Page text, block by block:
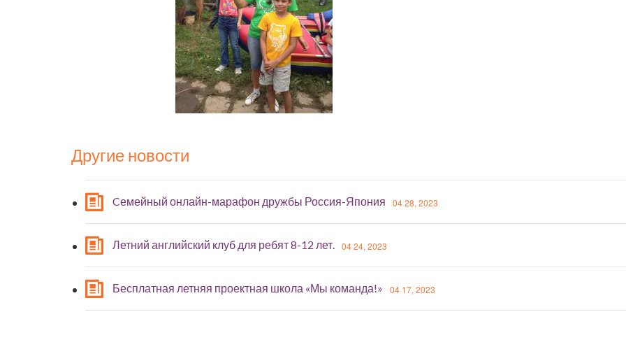
Другие новости
Cемейный онлайн-марафон дружбы Россия-Япония 04 28, 2023
Летний английский клуб для ребят 8-12 лет. 04 24, 2023
Бесплатная летняя проектная школа «Мы команда!» 04 17, 2023